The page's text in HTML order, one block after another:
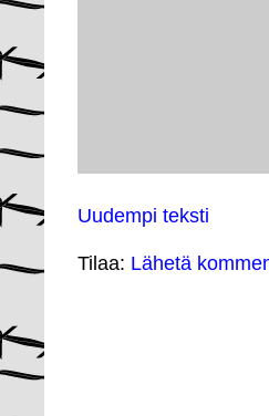
Uudempi teksti
Tilaa: Lähetä